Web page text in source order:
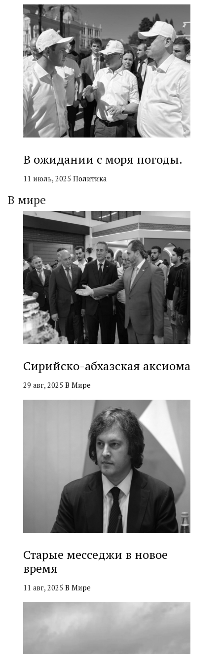
В ожидании с моря погоды.
11 июль, 2025 Политика
В мире
Сирийско-абхазская аксиома
29 авг, 2025 В Мире
Старые месседжи в новое
время
11 авг, 2025 В Мире